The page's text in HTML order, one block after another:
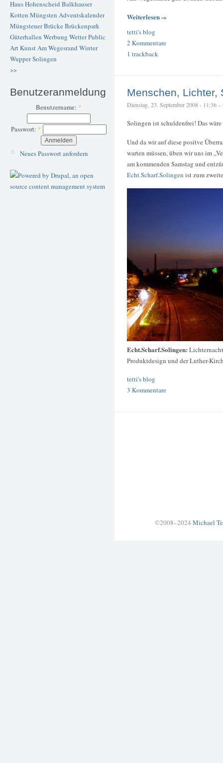
Haus Hohenscheid Balkhauser
Kotten Müngsten Adventskalender
Müngstener BrückeBrückenpark
Güterhallen Werbung WetterPublic
ArtKunstAm Wegesrand Winter
WupperSolingen
>>
Benutzeranmeldung
Benutzername: *
Passwort: *
Neues Passwort anfordern
Weiterlesen -»
tetti's blog
2 Kommentare
1 trackback
Menschen, Lichter,
Dienstag, 23. September 2008 - 11:36 –
Solingen ist schuldenfrei! Das
Und da wir auf diese positve
warten müssen, üben wir uns im
am kommenden Samstag und
Echt.Scharf.Solingen ist zum
Echt.Scharf.Solingen:
Produktdesign und der Luther-
tetti's blog
3 Kommentare
©2008–2024 Michael